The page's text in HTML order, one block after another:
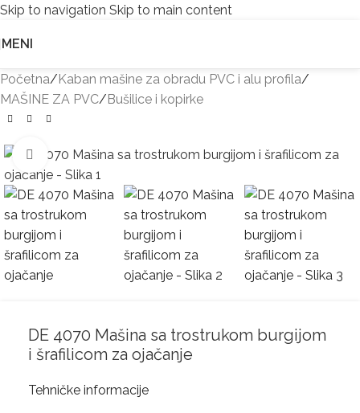
Skip to navigation Skip to main content
MENI
Početna/Kaban mašine za obradu PVC i alu profila/
MAŠINE ZA PVC/Bušilice i kopirke
Kliknite za uvećanje
DE 4070 Mašina sa trostrukom burgijom
i šrafilicom za ojačanje
Tehničke informacije